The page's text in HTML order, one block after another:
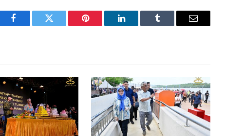
Facebook Twitter Pinterest LinkedIn Tumblr Email